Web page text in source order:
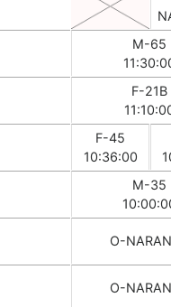
M-65
F-21B
F-45
10:36:00
M-35
O-
O-